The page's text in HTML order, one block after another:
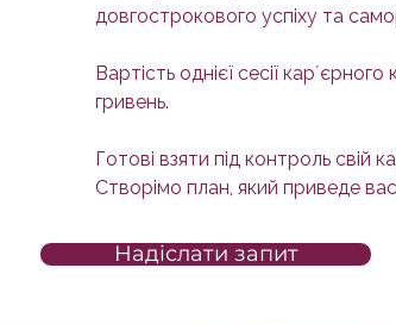
довгострокового успіху та
Вартість однієї сесії
гривень.
Готові взяти під контроль свій
Створімо план, який приведе
Надіслати запит